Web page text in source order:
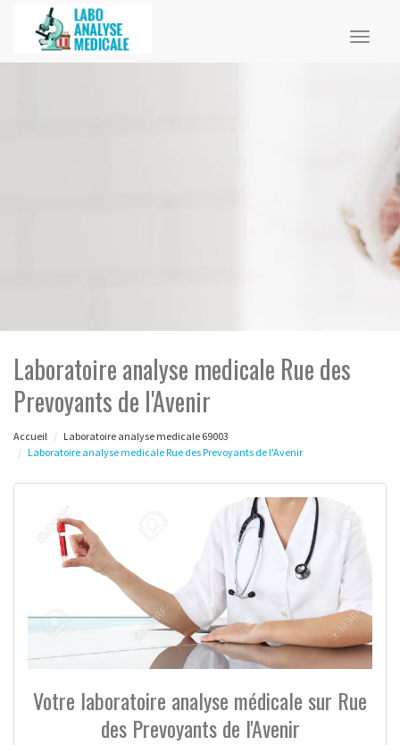
Laboratoire analyse medicale Rue des
Prevoyants de l'Avenir
Accueil
Laboratoire analyse medicale 69003
Laboratoire analyse medicale Rue des Prevoyants de l'Avenir
Votre laboratoire analyse médicale sur Rue
des Prevoyants de l'Avenir